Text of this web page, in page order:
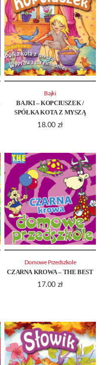
BAJKI – KOPCIUSZEK /
SPÓŁKA KOTA Z MYSZĄ
18.00 zł
Bajki
CZARNA KROWA – THE BEST
17.00 zł
Domowe Przedszkole